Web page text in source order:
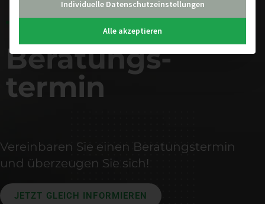
Beratungs-
termin
Vereinbaren Sie einen Beratungstermin
und überzeugen Sie sich!
JETZT GLEICH INFORMIEREN
Individuelle Datenschutzeinstellungen
Alle akzeptieren